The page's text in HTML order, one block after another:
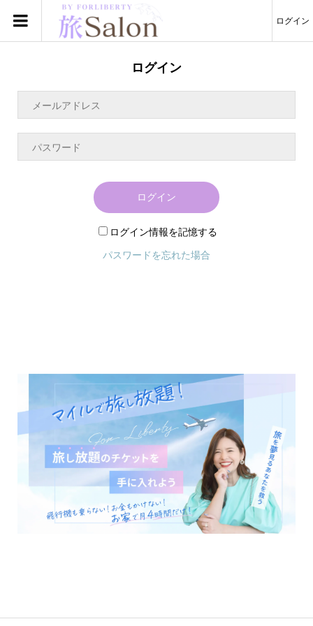
ログイン
ログイン
ログイン
ログイン情報を記憶する
パスワードを忘れた場合